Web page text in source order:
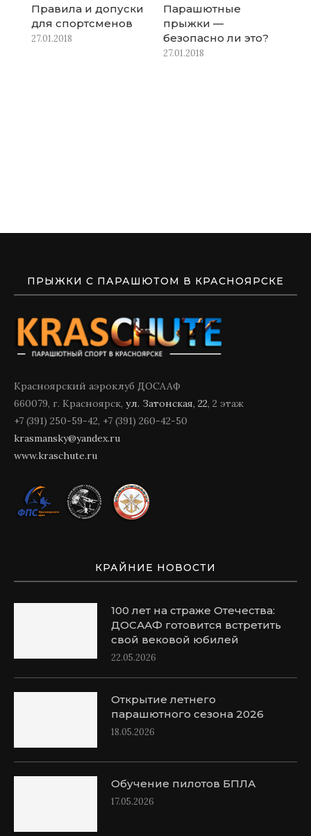
Правила и допуски
для спортсменов
27.01.2018
Парашютные
прыжки —
безопасно ли это?
27.01.2018
ПРЫЖКИ С ПАРАШЮТОМ В КРАСНОЯРСКЕ
Красноярский аэроклуб ДОСААФ
660079, г. Красноярск, ул. Затонская, 22, 2 этаж
+7 (391) 250-59-42, +7 (391) 260-42-50
krasmansky@yandex.ru
www.kraschute.ru
КРАЙНИЕ НОВОСТИ
100 лет на страже Отечества:
ДОСААФ готовится встретить
свой вековой юбилей
22.05.2026
Открытие летнего
парашютного сезона 2026
18.05.2026
Обучение пилотов БПЛА
17.05.2026